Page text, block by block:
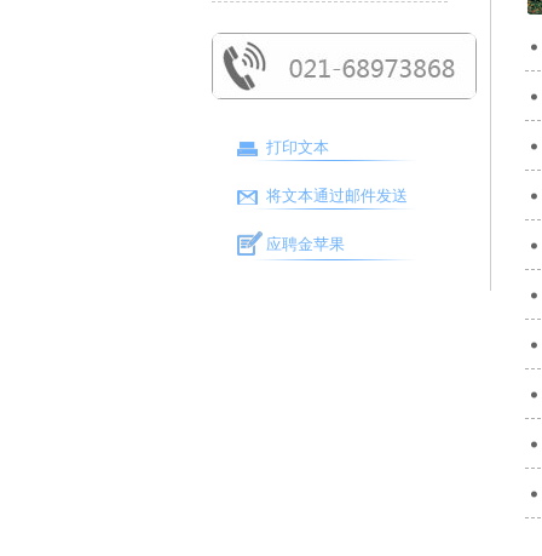
打印文本
将文本通过邮件发送
应聘金苹果